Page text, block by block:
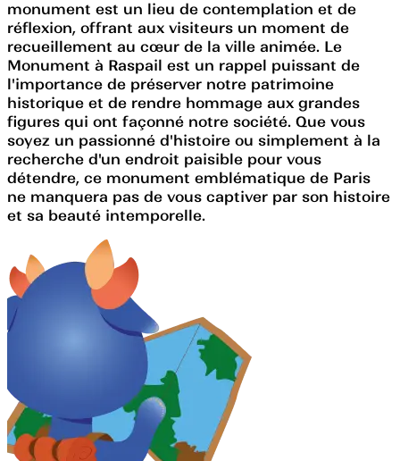
monument est un lieu de contemplation et de
réflexion, offrant aux visiteurs un moment de
recueillement au cœur de la ville animée. Le
Monument à Raspail est un rappel puissant de
l'importance de préserver notre patrimoine
historique et de rendre hommage aux grandes
figures qui ont façonné notre société. Que vous
soyez un passionné d'histoire ou simplement à la
recherche d'un endroit paisible pour vous
détendre, ce monument emblématique de Paris
ne manquera pas de vous captiver par son histoire
et sa beauté intemporelle.